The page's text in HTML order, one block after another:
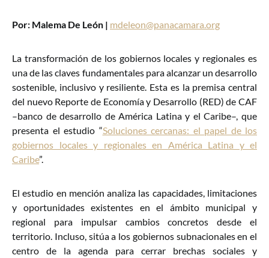
Por: Malema De León | mdeleon@panacamara.org
La transformación de los gobiernos locales y regionales es
una de las claves fundamentales para alcanzar un desarrollo
sostenible, inclusivo y resiliente. Esta es la premisa central
del nuevo Reporte de Economía y Desarrollo (RED) de CAF
–banco de desarrollo de América Latina y el Caribe–, que
presenta el estudio “Soluciones cercanas: el papel de los
gobiernos locales y regionales en América Latina y el
Caribe”.
El estudio en mención analiza las capacidades, limitaciones
y oportunidades existentes en el ámbito municipal y
regional para impulsar cambios concretos desde el
territorio. Incluso, sitúa a los gobiernos subnacionales en el
centro de la agenda para cerrar brechas sociales y